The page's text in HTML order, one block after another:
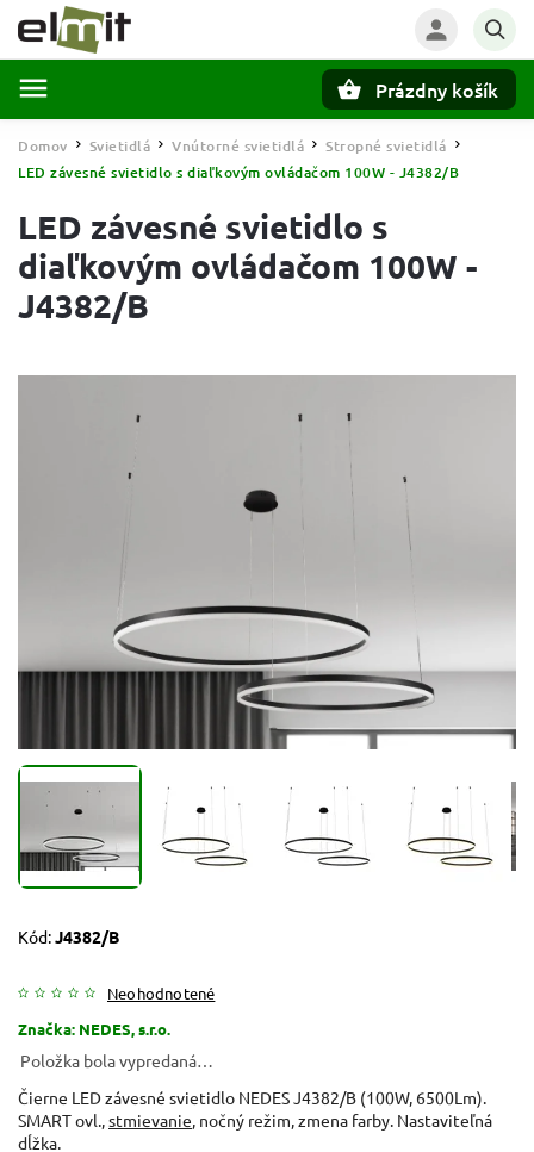
Prázdny košík
Domov / Svietidlá / Vnútorné svietidlá / Stropné svietidlá /
LED závesné svietidlo s diaľkovým ovládačom 100W - J4382/B
LED závesné svietidlo s
diaľkovým ovládačom 100W -
J4382/B
Kód:J4382/B
Neohodnotené
Značka: NEDES, s.r.o.
Položka bola vypredaná…
Čierne LED závesné svietidlo NEDES J4382/B (100W, 6500Lm).
SMART ovl., stmievanie , nočný režim, zmena farby. Nastaviteľná
dĺžka.